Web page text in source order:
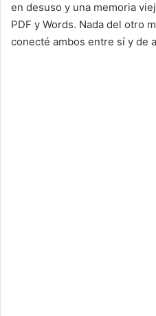
en desuso y una memoria
PDF y Words. Nada del otro
conecté ambos entre sí y de